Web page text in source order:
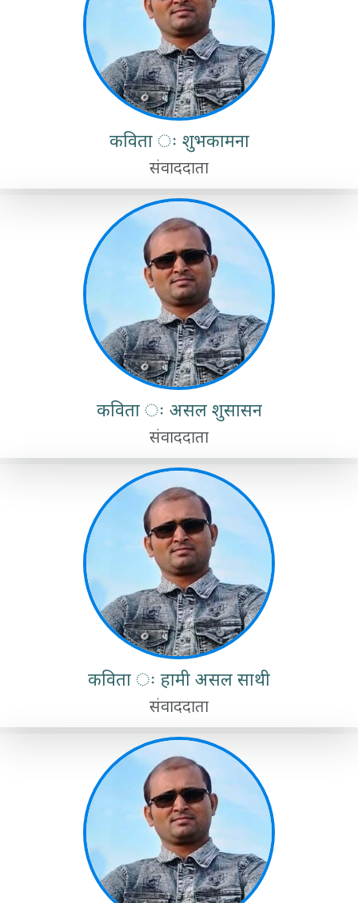
कविता ः शुभकामना
संवाददाता
कविता ः असल शुसासन
संवाददाता
कविता ः हामी असल साथी
संवाददाता